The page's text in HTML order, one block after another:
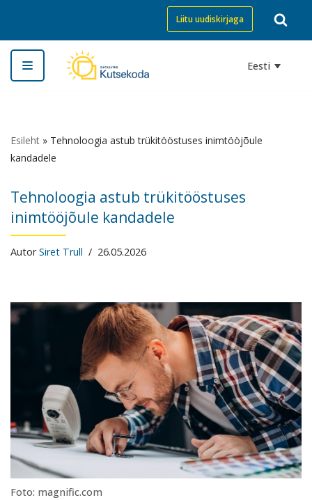
Skip
to
content
Liitu uudiskirjaga
Eesti
Esileht » Tehnoloogia astub trükitööstuses inimtööjõule
kandadele
Tehnoloogia astub trükitööstuses
inimtööjõule kandadele
AutorSiret Trull 26.05.2026
Foto: magnific.com